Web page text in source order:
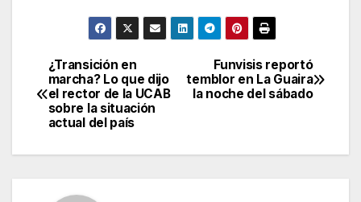
Navegación
de
entradas
Funvisis reportó
temblor en La Guaira
la noche del sábado
¿Transición en
marcha? Lo que dijo
el rector de la UCAB
sobre la situación
actual del país